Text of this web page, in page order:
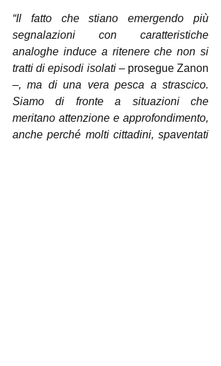
“Il fatto che stiano emergendo più
segnalazioni con caratteristiche
analoghe induce a ritenere che non si
tratti di episodi isolati – prosegue Zanon
–, ma di una vera pesca a strascico.
Siamo di fronte a situazioni che
meritano attenzione e approfondimento,
anche perché molti cittadini, spaventati